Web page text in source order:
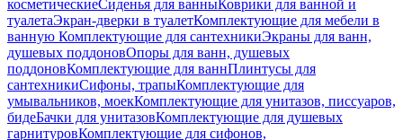
косметическиеСиденья для ванныКоврики для ванной и
туалетаЭкран-дверки в туалетКомплектующие для мебели в
ванную Комплектующие для сантехникиЭкраны для ванн,
душевых поддоновОпоры для ванн, душевых
поддоновКомплектующие для ваннПлинтусы для
сантехникиСифоны, трапыКомплектующие для
умывальников, моекКомплектующие для унитазов, писсуаров,
бидеБачки для унитазовКомплектующие для душевых
гарнитуровКомплектующие для сифонов,